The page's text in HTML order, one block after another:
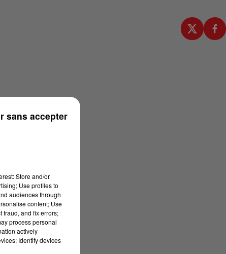
Store and/or
Use profiles to
audiences through
content; Use
fraud, and fix errors;
process personal
actively
Identify devices
sans accepter